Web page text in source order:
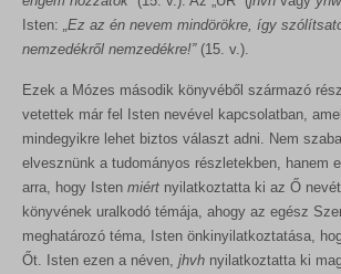
Isten: „Ez az én nevem mindörökre, így
nemzedékről nemzedékre!”(15. v.).
Ezek a Mózes második könyvéből származó
vetettek már fel Isten nevével kapcsolatban,
mindegyikre lehet biztos választ adni. Nem
elvesznünk a tudományos részletekben, hanem
arra, hogy Isten miért nyilatkoztatta ki az Ő
könyvének uralkodó témája, ahogy az egész
meghatározó téma, Isten önkinyilatkoztatása,
Őt. Isten ezen a néven, jhvh nyilatkoztatta ki